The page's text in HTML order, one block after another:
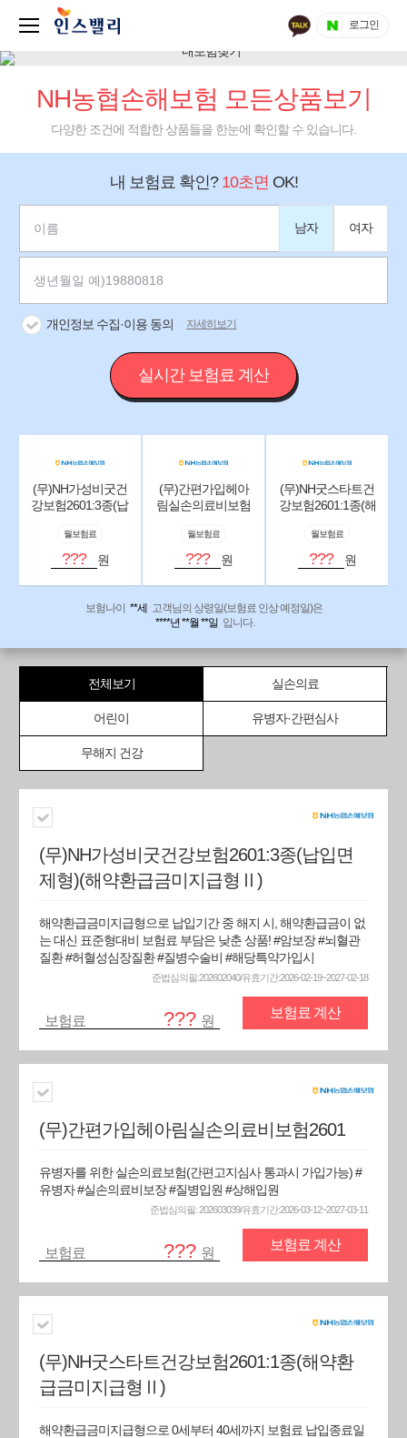
로그인
NH농협손해보험 모든상품보기
다양한 조건에 적합한 상품들을 한눈에 확인할 수 있습니다.
내 보험료 확인? 10초면 OK!
남자 여자
개인정보 수집·이용 동의 자세히보기
실시간 보험료 계산
(무)NH가성비굿건
강보험2601:3종(납
급금미지급형Ⅱ)
월보험료
??? 원
(무)간편가입헤아
림실손의료비보험
월보험료
??? 원
(무)NH굿스타트건
강보험2601:1종(해
Ⅱ)
월보험료
??? 원
보험나이 **세
고객님의 상령일(보험료 인상 예정일)은
****년 **월 **일 입니다.
전체보기 실손의료
어린이 유병자·간편심사
무해지 건강
(무)NH가성비굿건강보험2601:3종(납입면
제형)(해약환급금미지급형Ⅱ)
해약환급금미지급형으로 납입기간 중 해지 시, 해약환급금이 없
는 대신 표준형대비 보험료 부담은 낮춘 상품! #암보장 #뇌혈관
질환 #허혈성심장질환 #질병수술비 #해당특약가입시
준법심의필:202602040/유효기간:2026-02-19~2027-02-18
보험료 ??? 원
보험료 계산
(무)간편가입헤아림실손의료비보험2601
유병자를 위한 실손의료보험(간편고지심사 통과시 가입가능) #
유병자 #실손의료비보장 #질병입원 #상해입원
준법심의필: 202603039/유효기간:2026-03-12~2027-03-11
보험료 ??? 원
보험료 계산
(무)NH굿스타트건강보험2601:1종(해약환
급금미지급형Ⅱ)
해약환급금미지급형으로 0세부터 40세까지 보험료 납입종료일